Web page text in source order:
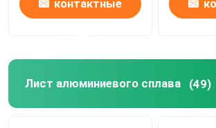
контактные
Лист алюминиевого сплава (49)